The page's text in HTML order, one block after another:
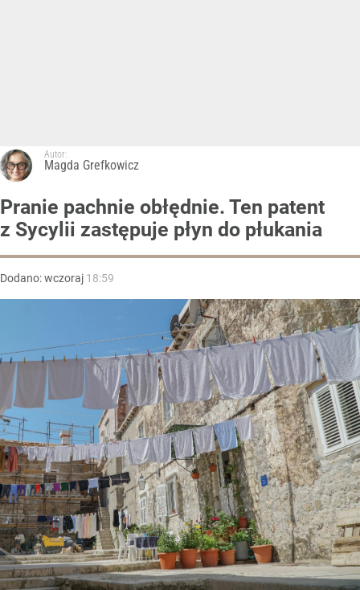
Autor:
Magda Grefkowicz
Pranie pachnie obłędnie. Ten patent
z Sycylii zastępuje płyn do płukania
Dodano:wczoraj 18:59